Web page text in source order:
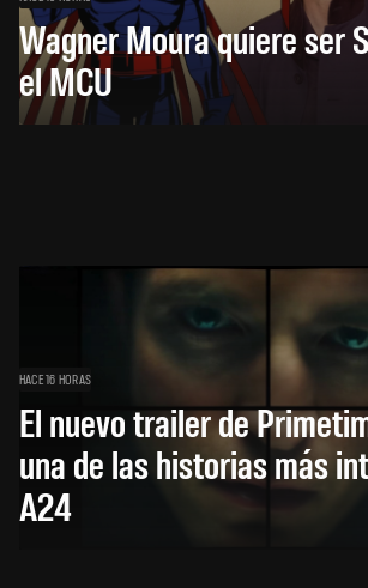
Wagner Moura quiere ser
el MCU
HACE 16 HORAS
El nuevo trailer de
una de las historias más
A24